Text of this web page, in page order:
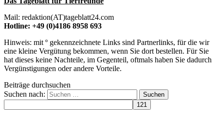
Mail: redaktion(AT)tageblatt24.com
Hotline: +49 (0)4186 8958 693
Hinweis: mit º gekennzeichnete Links sind Partnerlinks, für die wir
eine kleine Vergütung bekommen, wenn Sie dort bestellen. Für Sie
hat dieses keine Nachteile, im Gegenteil, oftmals haben Sie dadurch
Vergünstigungen oder andere Vorteile.
Beiträge durchsuchen
Suchen nach: